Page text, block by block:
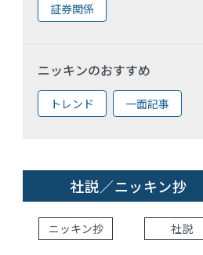
証券関係
ニッキンのおすすめ
トレンド 一面記事
社説／ニッキン抄
ニッキン抄 社説